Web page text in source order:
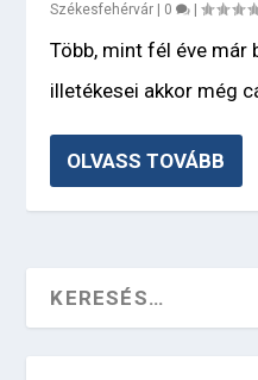
Székesfehérvár
0 |
Több, mint fél éve már
illetékesei akkor még
OLVASS TOVÁBB